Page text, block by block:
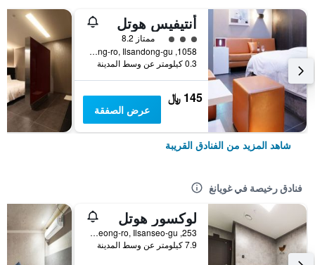
أنتيفيس هوتل
تقييم فئة 3ممتاز 8.2
1058, Jungang-ro, Ilsandong-gu, غويانغ, كوريا الجنوبية
0.3 كيلومتر عن وسط المدينة
145 ﷼
عرض الصفقة
شاهد المزيد من الفنادق القريبة
فنادق رخيصة في غويانغ
لوكسور هوتل
253, Gangseong-ro, Ilsanseo-gu, غويانغ, كوريا الجنوبية
7.9 كيلومتر عن وسط المدينة